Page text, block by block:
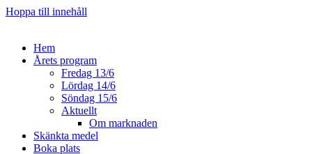
Hoppa till innehåll
Hem
Årets program
Fredag 13/6
Lördag 14/6
Söndag 15/6
Aktuellt
Om marknaden
Skänkta medel
Boka plats